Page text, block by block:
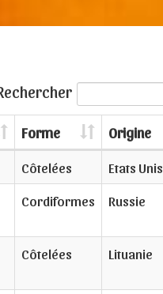
Forme Origine
Côtelées
Etats Unis
Cordiformes Russie
Côtelées Lituanie